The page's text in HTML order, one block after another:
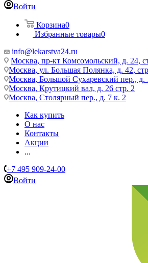
Войти
Корзина0
Избранные товары0
info@lekarstva24.ru
Москва, пр-кт Комсомольский, д. 24,
Москва, ул. Большая Полянка, д. 42,
Москва, Большой Сухаревский пер., д.
Москва, Крутицкий вал, д. 26 стр. 2
Москва, Столярный пер., д. 7 к. 2
Как купить
О нас
Контакты
Акции
...
+7 495 909-24-00
Войти